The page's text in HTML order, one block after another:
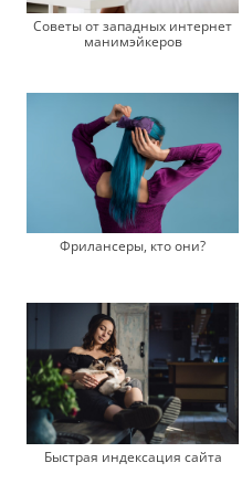
Советы от западных интернет
манимэйкеров
Фрилансеры, кто они?
Быстрая индексация сайта